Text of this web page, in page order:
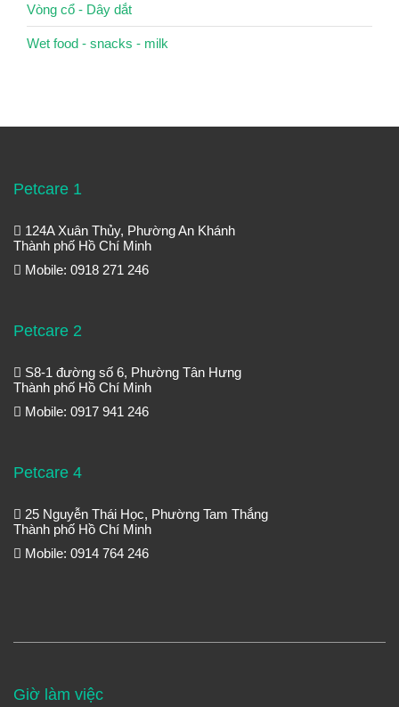
Vòng cổ - Dây dắt
Wet food - snacks - milk
Petcare 1
124A Xuân Thủy, Phường An Khánh
Thành phố Hồ Chí Minh
Mobile: 0918 271 246
Petcare 2
S8-1 đường số 6, Phường Tân Hưng
Thành phố Hồ Chí Minh
Mobile: 0917 941 246
Petcare 4
25 Nguyễn Thái Học, Phường Tam Thắng
Thành phố Hồ Chí Minh
Mobile: 0914 764 246
Giờ làm việc